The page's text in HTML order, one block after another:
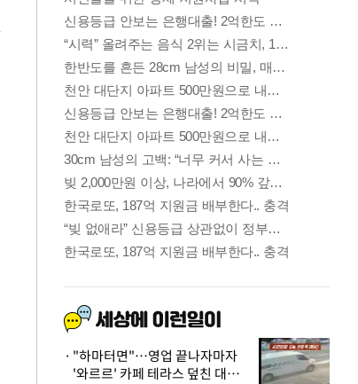
"하마터면"…영업 끝나자마자
'와르르' 카페 테라스 덮친 대리